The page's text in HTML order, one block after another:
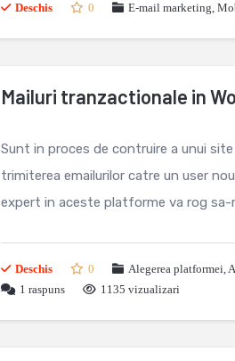
Deschis 0 E-mail marketing,
Mailuri tranzactionale in
Sunt in proces de contruire a unui
trimiterea emailurilor catre un user
expert in aceste platforme va rog sa-
Deschis 0 Alegerea platformei,
1 raspuns 1135 vizualizari